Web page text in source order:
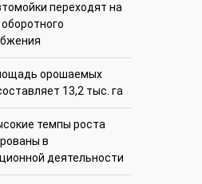
переходят на
орошаемых
13,2 тыс. га
темпы роста
в
деятельности